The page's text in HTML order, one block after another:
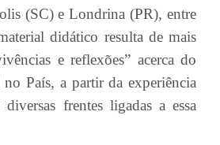
(SC) e Londrina (PR), entre
didático resulta de mais
e reflexões” acerca do
no País, a partir da experiência
frentes ligadas a essa